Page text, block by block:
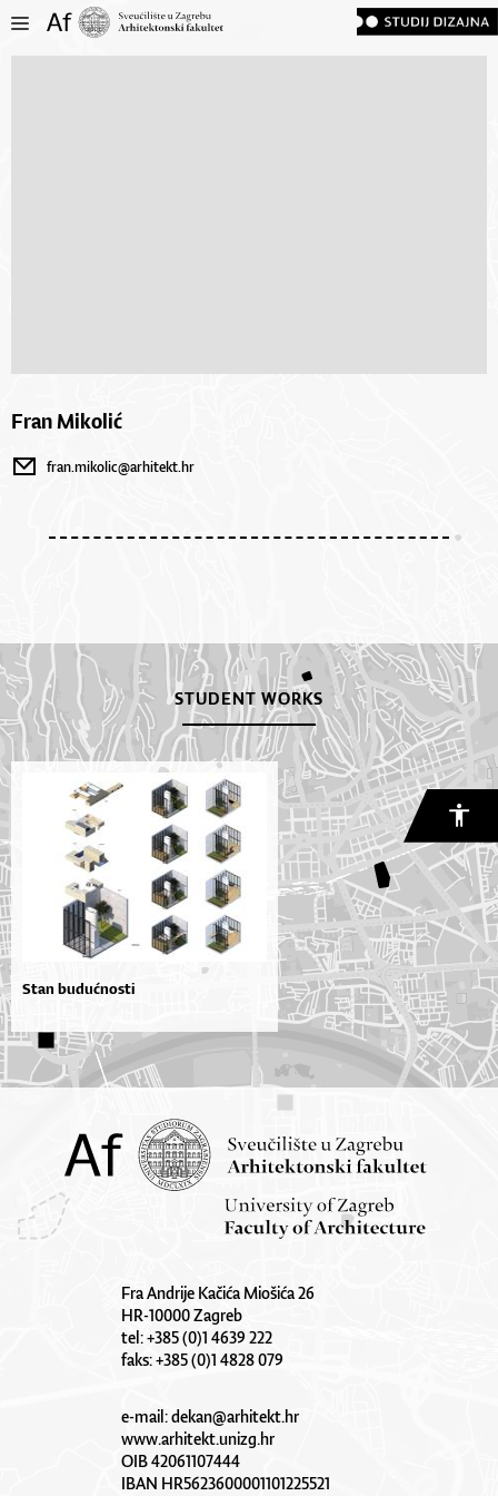
Fran Mikolić
fran.mikolic@arhitekt.hr
STUDENT WORKS
Stan budućnosti
Fra Andrije Kačića Miošića 26
HR-10000 Zagreb
tel: +385 (0)1 4639 222
faks: +385 (0)1 4828 079
e-mail:dekan@arhitekt.hr
www.arhitekt.unizg.hr
OIB 42061107444
IBAN HR5623600001101225521